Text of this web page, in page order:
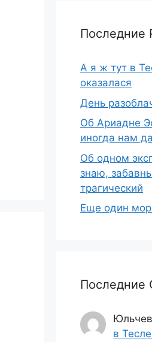
Последние
А я ж тут в
оказалася
День
Об Ариадне
иногда нам
Об одном
знаю,
трагический
Еще один
Последние
в